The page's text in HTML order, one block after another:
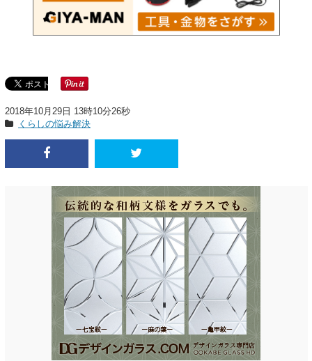
2018年10月29日 13時10分26秒
くらしの悩み解決